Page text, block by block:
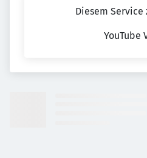
Diesem Service
YouTube